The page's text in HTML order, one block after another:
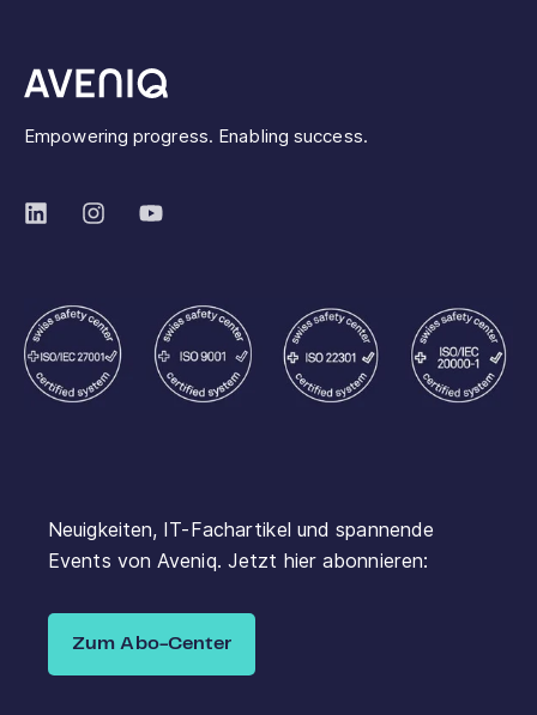
Empowering progress. Enabling success.
Neuigkeiten, IT-Fachartikel und spannende
Events von Aveniq. Jetzt hier abonnieren:
Zum Abo-Center